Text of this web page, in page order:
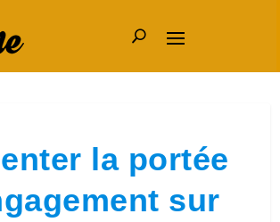
la portée
sur